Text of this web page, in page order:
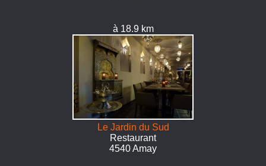
à 18.9 km
Le Jardin du Sud
Restaurant
4540 Amay